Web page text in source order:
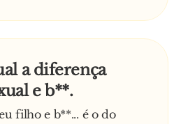
a diferença
e b**.
filho e b**... é o do